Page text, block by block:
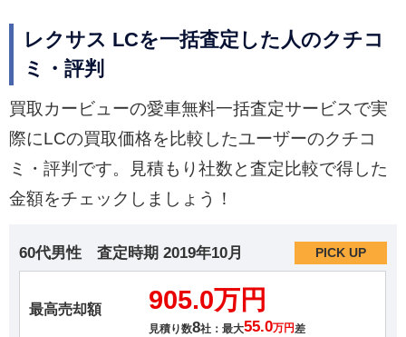
レクサス LCを一括査定した人のクチコ
ミ・評判
買取カービューの愛車無料一括査定サービスで実
際にLCの買取価格を比較したユーザーのクチコ
ミ・評判です。見積もり社数と査定比較で得した
金額をチェックしましょう！
60代男性 査定時期 2019年10月 PICK UP
最高売却額 905.0万円
見積り数8社：最大55.0万円 差